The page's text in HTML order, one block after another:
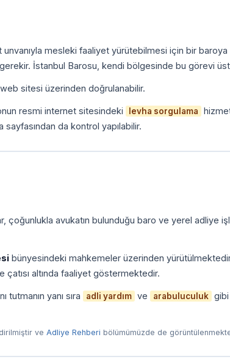
unvanıyla mesleki faaliyet yürütebilmesi için bir baroya
İstanbul Barosu, kendi bölgesinde bu görevi
sitesi üzerinden doğrulanabilir.
resmi internet sitesindeki levha sorgulama
da kontrol yapılabilir.
avukatın bulunduğu baro ve yerel adliye
bünyesindeki mahkemeler üzerinden
çatısı altında faaliyet göstermektedir.
yanı sıra adli yardım ve arabuluculuk
ve Adliye Rehberi bölümümüzde de